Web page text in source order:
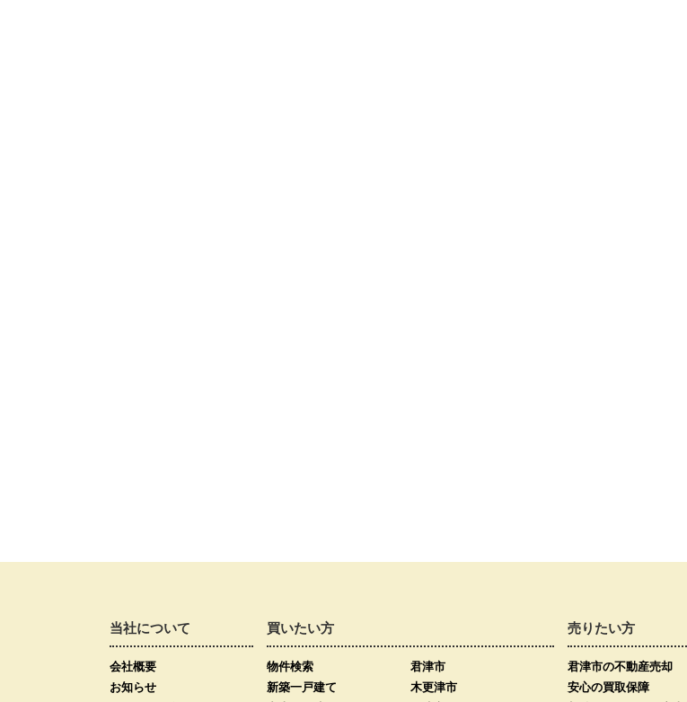
当社について
会社概要
お知らせ
買いたい方
物件検索
新築一戸建て
君津市
木更津市
売りたい方
君津市の不動産売却
安心の買取保障